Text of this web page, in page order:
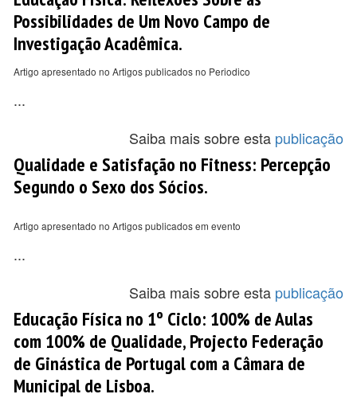
Possibilidades de Um Novo Campo de
Investigação Acadêmica.
Artigo apresentado no Artigos publicados no Periodico
...
Saiba mais sobre esta publicação
Qualidade e Satisfação no Fitness: Percepção
Segundo o Sexo dos Sócios.
Artigo apresentado no Artigos publicados em evento
...
Saiba mais sobre esta publicação
Educação Física no 1º Ciclo: 100% de Aulas
com 100% de Qualidade, Projecto Federação
de Ginástica de Portugal com a Câmara de
Municipal de Lisboa.